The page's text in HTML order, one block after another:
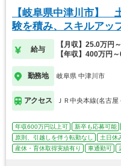
【岐阜県中津川市】
験を積み、スキルアッ
給与
【月収】25.0万円
【年収】400万円
勤務地 岐阜県 中津川市
アクセス ＪＲ中央本線(名古
年収600万円以上可 新卒も応募可能
原則、引越しを伴う転勤なし
土日休
産休・育休取得実績有り
車通勤可